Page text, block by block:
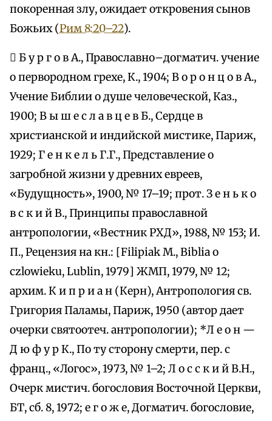
покоренная злу, ожидает откровения сынов
Божьих (Рим 8:20–22).
 Б у р г о в А., Православно–догматич. учение
о первородном грехе, К., 1904; В о р о н ц о в А.,
Учение Библии о душе человеческой, Каз.,
1900; В ы ш е с л а в ц е в Б., Сердце в
христианской и индийской мистике, Париж,
1929; Г е н к е л ь Г.Г., Представление о
загробной жизни у древних евреев,
«Будущность», 1900, № 17–19; прот. З е н ь к о
в с к и й В., Принципы православной
антропологии, «Вестник РХД», 1988, № 153; И.
П., Рецензия на кн.: [Filipiak M., Biblia o
czlowieku, Lublin, 1979] ЖМП, 1979, № 12;
архим. К и п р и а н (Керн), Антропология св.
Григория Паламы, Париж, 1950 (автор дает
очерки святоотеч. антропологии); *Л е о н —
Д ю ф у р К., По ту сторону смерти, пер. с
франц., «Логос», 1973, № 1–2; Л о с с к и й В.Н.,
Очерк мистич. богословия Восточной Церкви,
БТ, сб. 8, 1972; е г о ж е, Догматич. богословие,